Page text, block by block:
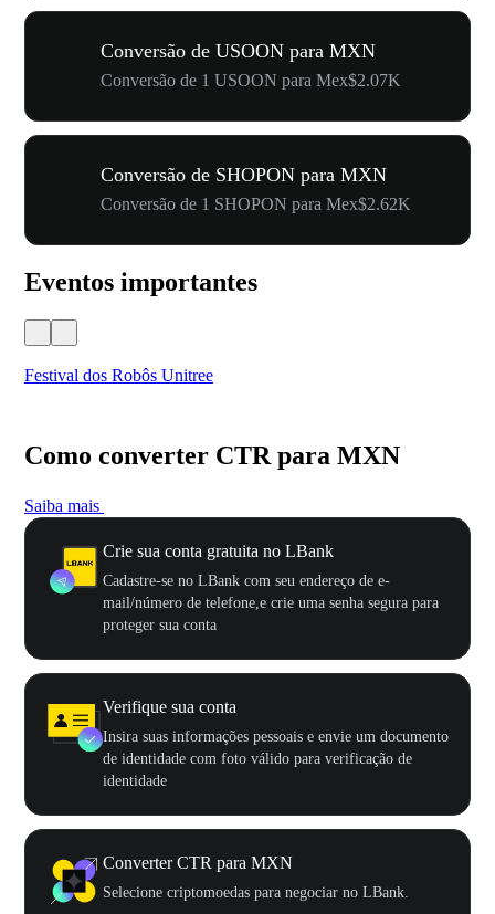
Conversão de USOON para MXN
Conversão de 1 USOON para Mex$2.07K
Conversão de SHOPON para MXN
Conversão de 1 SHOPON para Mex$2.62K
Eventos importantes
Festival dos Robôs Unitree
Como converter CTR para MXN
Saiba mais
Crie sua conta gratuita no LBank
Cadastre-se no LBank com seu endereço de e-
mail/número de telefone,e crie uma senha segura para
proteger sua conta
Verifique sua conta
Insira suas informações pessoais e envie um documento
de identidade com foto válido para verificação de
identidade
Converter CTR para MXN
Selecione criptomoedas para negociar no LBank.